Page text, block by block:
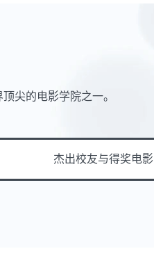
尖的电影学院之一。
杰出校友与得奖电影